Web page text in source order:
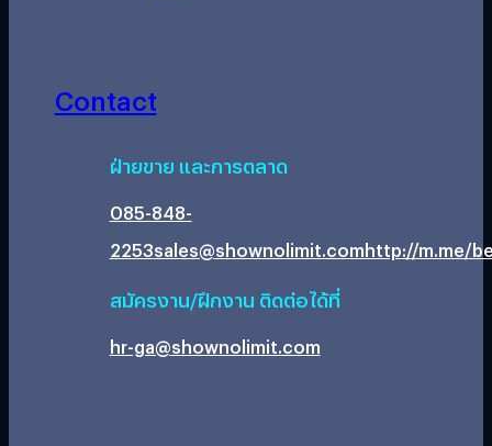
Contact
ฝ่ายขาย และการตลาด
085-848-
2253sales@shownolimit.comhttp://m.me/
สมัครงาน/ฝึกงาน ติดต่อได้ที่
hr-ga@shownolimit.com